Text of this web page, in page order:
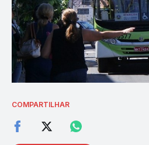
COMPARTILHAR